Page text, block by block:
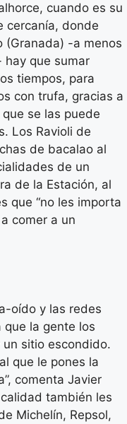
cuando es su
cercanía, donde
(Granada) -a menos
que sumar
tiempos, para
con trufa, gracias a
se las puede
Los Ravioli de
de bacalao al
de un
de la Estación, al
que “no les importa
comer a un
oído y las redes
que la gente los
un sitio escondido.
que le pones la
comenta Javier
también les
Michelín, Repsol,